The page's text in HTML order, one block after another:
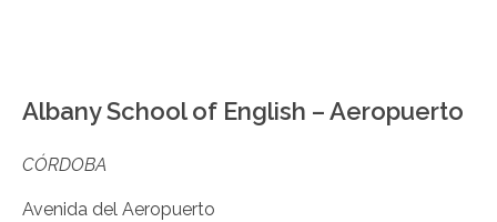
Albany School of English – Aeropuerto
CÓRDOBA
Avenida del Aeropuerto